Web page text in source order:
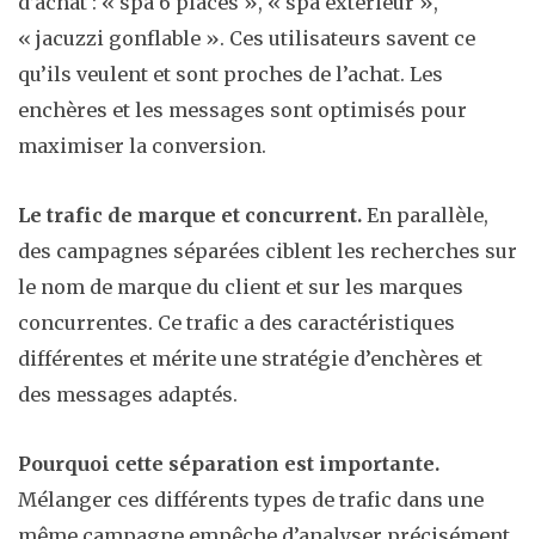
« jacuzzi gonflable ». Ces utilisateurs savent ce
qu’ils veulent et sont proches de l’achat. Les
enchères et les messages sont optimisés pour
maximiser la conversion.
Le trafic de marque et concurrent. En parallèle,
des campagnes séparées ciblent les recherches sur
le nom de marque du client et sur les marques
concurrentes. Ce trafic a des caractéristiques
différentes et mérite une stratégie d’enchères et
des messages adaptés.
Pourquoi cette séparation est importante.
Mélanger ces différents types de trafic dans une